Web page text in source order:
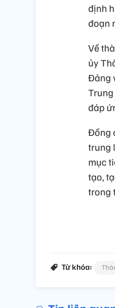
định
đoạn
Về
ủy
Đảng
đáp
Đồng
trung
mục
tạo,
trong
Từ khóa: